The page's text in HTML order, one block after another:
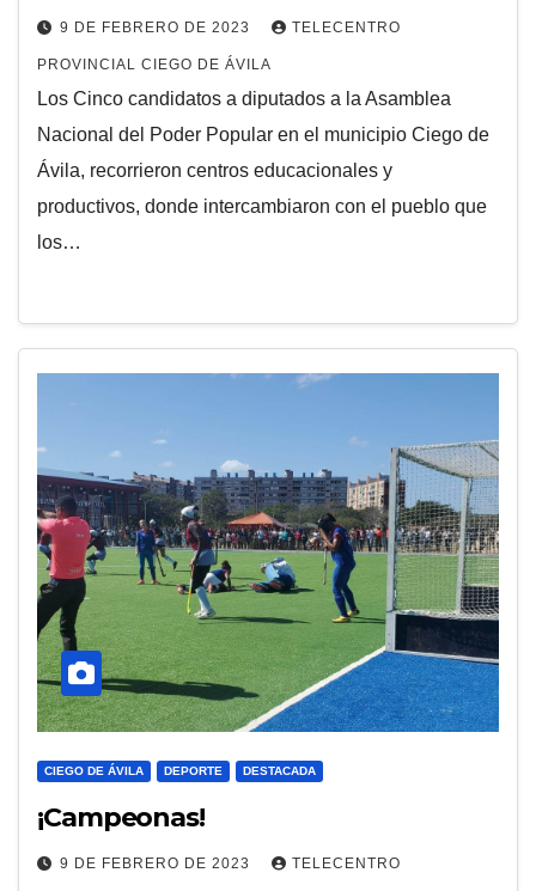
9 DE FEBRERO DE 2023 TELECENTRO
PROVINCIAL CIEGO DE ÁVILA
Los Cinco candidatos a diputados a la Asamblea
Nacional del Poder Popular en el municipio Ciego de
Ávila, recorrieron centros educacionales y
productivos, donde intercambiaron con el pueblo que
los…
CIEGO DE ÁVILA DEPORTE DESTACADA
¡Campeonas!
9 DE FEBRERO DE 2023 TELECENTRO